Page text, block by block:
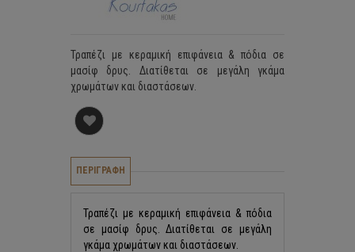
Τραπέζι με κεραμική επιφάνεια & πόδια σε
μασίφ δρυς. Διατίθεται σε μεγάλη γκάμα
χρωμάτων και διαστάσεων.
ΠΕΡΙΓΡΑΦΗ
Τραπέζι με κεραμική επιφάνεια & πόδια
σε μασίφ δρυς. Διατίθεται σε μεγάλη
γκάμα χρωμάτων και διαστάσεων.